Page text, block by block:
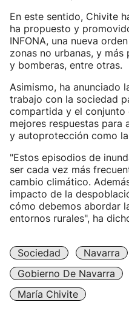
En este sentido, Chivite
ha propuesto y
INFONA, una nueva
zonas no urbanas, y
y bomberas, entre otras.
Asimismo, ha anunciado
trabajo con la sociedad
compartida y el conjunto
mejores respuestas
y autoprotección como
"Estos episodios de
ser cada vez más
cambio climático.
impacto de la
cómo debemos abordar
entornos rurales", ha
Sociedad Navarra
Gobierno De Navarra
María Chivite